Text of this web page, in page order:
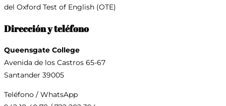
del Oxford Test of English (OTE)
Dirección y teléfono
Queensgate College
Avenida de los Castros 65-67
Santander 39005
Teléfono / WhatsApp